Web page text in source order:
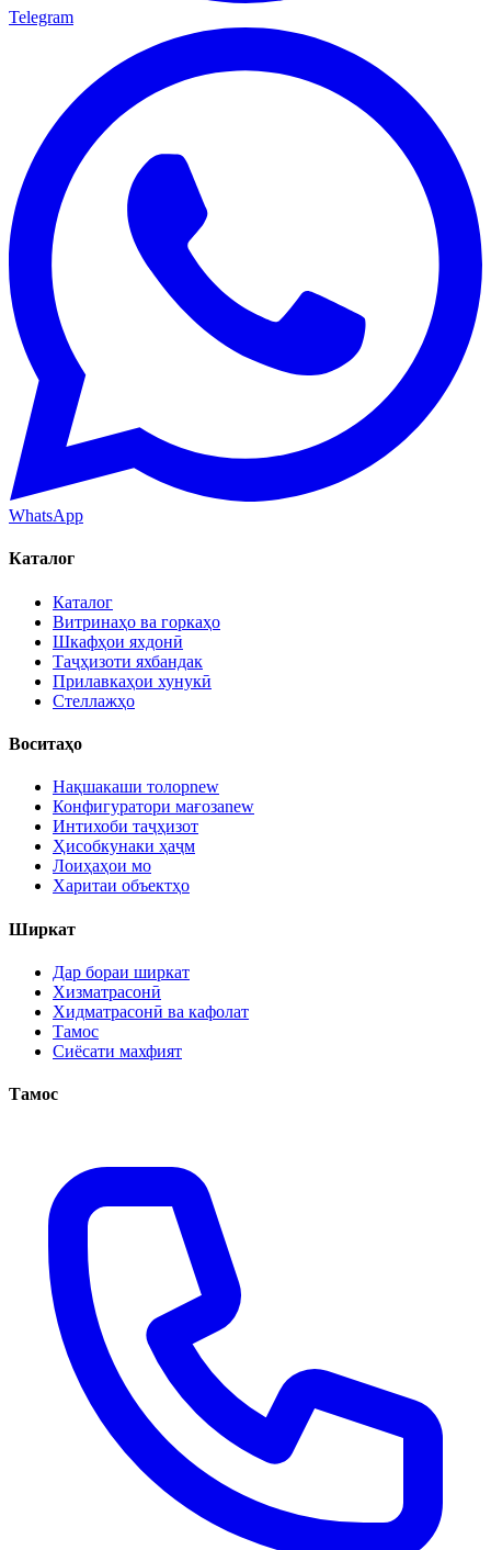
Telegram
WhatsApp
Каталог
Каталог
Витринаҳо ва горкаҳо
Шкафҳои яхдонӣ
Таҷҳизоти яхбандак
Прилавкаҳои хунукӣ
Стеллажҳо
Воситаҳо
Нақшакаши толорnew
Конфигуратори мағозаnew
Интихоби таҷҳизот
Ҳисобкунаки ҳаҷм
Лоиҳаҳои мо
Харитаи объектҳо
Ширкат
Дар бораи ширкат
Хизматрасонӣ
Хидматрасонӣ ва кафолат
Тамос
Сиёсати махфият
Тамос